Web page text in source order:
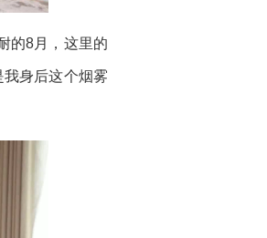
的8月，这里的
身后这个烟雾